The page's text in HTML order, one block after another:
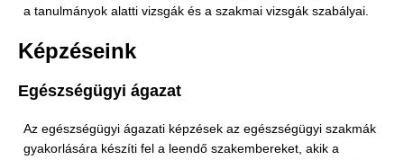
a tanulmányok alatti vizsgák és a szakmai vizsgák szabályai.
Képzéseink
Egészségügyi ágazat
Az egészségügyi ágazati képzések az egészségügyi szakmák
gyakorlására készíti fel a leendő szakembereket, akik a